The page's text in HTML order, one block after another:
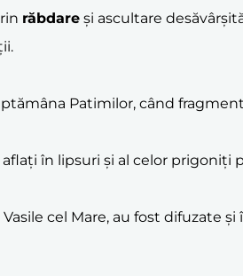
răbdare și ascultare
Patimilor, când
în lipsuri și al celor prigoniți
cel Mare, au fost difuzate